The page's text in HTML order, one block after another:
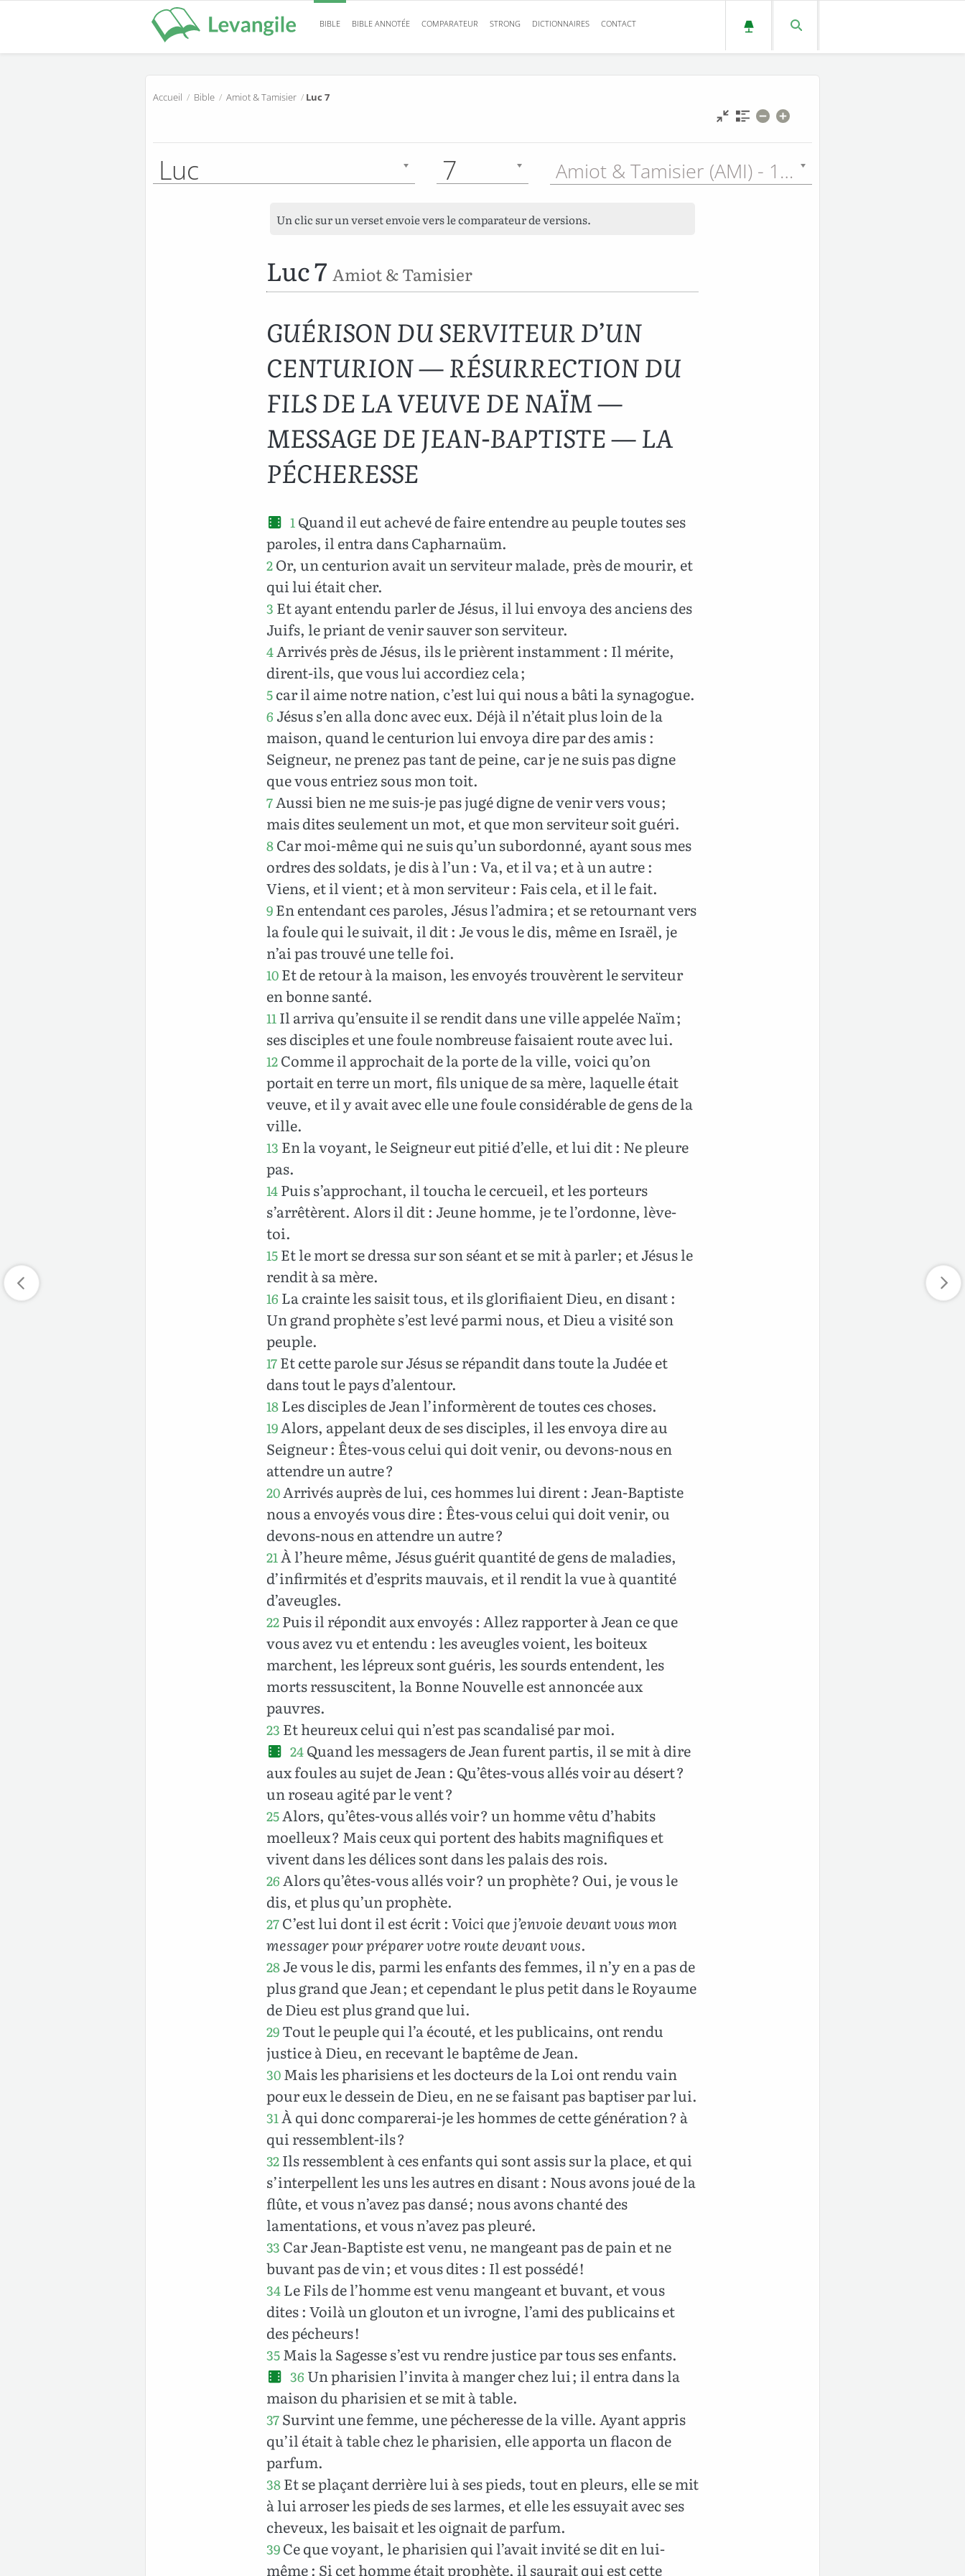
BIBLE BIBLE ANNOTÉE COMPARATEUR STRONG DICTIONNAIRES CONTACT
Accueil / Bible / Amiot & Tamisier / Luc 7
Luc 7 Amiot & Tamisier (AMI) - 1950
Un clic sur un verset envoie vers le comparateur de versions.
Luc 7 Amiot & Tamisier
GUÉRISON DU SERVITEUR D’UN
CENTURION — RÉSURRECTION DU
FILS DE LA VEUVE DE NAÏM —
MESSAGE DE JEAN-BAPTISTE — LA
PÉCHERESSE
1Quand il eut achevé de faire entendre au peuple toutes ses
paroles, il entra dans Capharnaüm.
2Or, un centurion avait un serviteur malade, près de mourir, et
qui lui était cher.
3 Et ayant entendu parler de Jésus, il lui envoya des anciens des
Juifs, le priant de venir sauver son serviteur.
4Arrivés près de Jésus, ils le prièrent instamment : Il mérite,
dirent-ils, que vous lui accordiez cela ;
5car il aime notre nation, c’est lui qui nous a bâti la synagogue.
6 Jésus s’en alla donc avec eux. Déjà il n’était plus loin de la
maison, quand le centurion lui envoya dire par des amis :
Seigneur, ne prenez pas tant de peine, car je ne suis pas digne
que vous entriez sous mon toit.
7Aussi bien ne me suis-je pas jugé digne de venir vers vous ;
mais dites seulement un mot, et que mon serviteur soit guéri.
8Car moi-même qui ne suis qu’un subordonné, ayant sous mes
ordres des soldats, je dis à l’un : Va, et il va ; et à un autre :
Viens, et il vient ; et à mon serviteur : Fais cela, et il le fait.
9En entendant ces paroles, Jésus l’admira ; et se retournant vers
la foule qui le suivait, il dit : Je vous le dis, même en Israël, je
n’ai pas trouvé une telle foi.
10Et de retour à la maison, les envoyés trouvèrent le serviteur
en bonne santé.
11Il arriva qu’ensuite il se rendit dans une ville appelée Naïm ;
ses disciples et une foule nombreuse faisaient route avec lui.
12Comme il approchait de la porte de la ville, voici qu’on
portait en terre un mort, fils unique de sa mère, laquelle était
veuve, et il y avait avec elle une foule considérable de gens de la
ville.
13 En la voyant, le Seigneur eut pitié d’elle, et lui dit : Ne pleure
pas.
14Puis s’approchant, il toucha le cercueil, et les porteurs
s’arrêtèrent. Alors il dit : Jeune homme, je te l’ordonne, lève-
toi.
15Et le mort se dressa sur son séant et se mit à parler ; et Jésus le
rendit à sa mère.
16 La crainte les saisit tous, et ils glorifiaient Dieu, en disant :
Un grand prophète s’est levé parmi nous, et Dieu a visité son
peuple.
17Et cette parole sur Jésus se répandit dans toute la Judée et
dans tout le pays d’alentour.
18Les disciples de Jean l’informèrent de toutes ces choses.
19Alors, appelant deux de ses disciples, il les envoya dire au
Seigneur : Êtes-vous celui qui doit venir, ou devons-nous en
attendre un autre ?
20Arrivés auprès de lui, ces hommes lui dirent : Jean-Baptiste
nous a envoyés vous dire : Êtes-vous celui qui doit venir, ou
devons-nous en attendre un autre ?
21À l’heure même, Jésus guérit quantité de gens de maladies,
d’infirmités et d’esprits mauvais, et il rendit la vue à quantité
d’aveugles.
22Puis il répondit aux envoyés : Allez rapporter à Jean ce que
vous avez vu et entendu : les aveugles voient, les boiteux
marchent, les lépreux sont guéris, les sourds entendent, les
morts ressuscitent, la Bonne Nouvelle est annoncée aux
pauvres.
23 Et heureux celui qui n’est pas scandalisé par moi.
24Quand les messagers de Jean furent partis, il se mit à dire
aux foules au sujet de Jean : Qu’êtes-vous allés voir au désert ?
un roseau agité par le vent ?
25Alors, qu’êtes-vous allés voir ? un homme vêtu d’habits
moelleux ? Mais ceux qui portent des habits magnifiques et
vivent dans les délices sont dans les palais des rois.
26Alors qu’êtes-vous allés voir ? un prophète ? Oui, je vous le
dis, et plus qu’un prophète.
27C’est lui dont il est écrit : Voici que j’envoie devant vous mon
messager pour préparer votre route devant vous.
28Je vous le dis, parmi les enfants des femmes, il n’y en a pas de
plus grand que Jean ; et cependant le plus petit dans le Royaume
de Dieu est plus grand que lui.
29Tout le peuple qui l’a écouté, et les publicains, ont rendu
justice à Dieu, en recevant le baptême de Jean.
30Mais les pharisiens et les docteurs de la Loi ont rendu vain
pour eux le dessein de Dieu, en ne se faisant pas baptiser par lui.
31À qui donc comparerai-je les hommes de cette génération ? à
qui ressemblent-ils ?
32Ils ressemblent à ces enfants qui sont assis sur la place, et qui
s’interpellent les uns les autres en disant : Nous avons joué de la
flûte, et vous n’avez pas dansé ; nous avons chanté des
lamentations, et vous n’avez pas pleuré.
33 Car Jean-Baptiste est venu, ne mangeant pas de pain et ne
buvant pas de vin ; et vous dites : Il est possédé !
34Le Fils de l’homme est venu mangeant et buvant, et vous
dites : Voilà un glouton et un ivrogne, l’ami des publicains et
des pécheurs !
35Mais la Sagesse s’est vu rendre justice par tous ses enfants.
36 Un pharisien l’invita à manger chez lui ; il entra dans la
maison du pharisien et se mit à table.
37Survint une femme, une pécheresse de la ville. Ayant appris
qu’il était à table chez le pharisien, elle apporta un flacon de
parfum.
38Et se plaçant derrière lui à ses pieds, tout en pleurs, elle se mit
à lui arroser les pieds de ses larmes, et elle les essuyait avec ses
cheveux, les baisait et les oignait de parfum.
39Ce que voyant, le pharisien qui l’avait invité se dit en lui-
même : Si cet homme était prophète, il saurait qui est cette